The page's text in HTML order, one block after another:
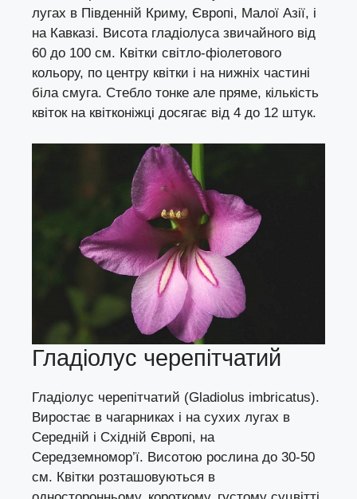
лугах в Південній Криму, Європі, Малої Азії, і
на Кавказі. Висота гладіолуса звичайного від
60 до 100 см. Квітки світло-фіолетового
кольору, по центру квітки і на нижніх частині
біла смуга. Стебло тонке але пряме, кількість
квіток на квітконіжці досягає від 4 до 12 штук.
Гладіолус черепітчатий
Гладіолус черепітчатий (Gladiolus imbricatus).
Виростає в чагарниках і на сухих лугах в
Середній і Східній Європі, на
Середземномор’ї. Висотою рослина до 30-50
см. Квітки розташовуються в